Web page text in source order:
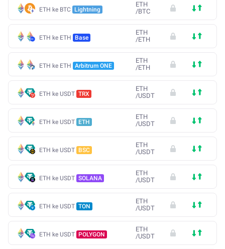
ETH ke BTC Lightning
ETH
/BTC
ETH ke ETH Base
ETH
/ETH
ETH ke ETH Arbitrum ONE
ETH
/ETH
ETH ke USDT TRX
ETH
/USDT
ETH ke USDT ETH
ETH
/USDT
ETH ke USDT BSC
ETH
/USDT
ETH ke USDT SOLANA
ETH
/USDT
ETH ke USDT TON
ETH
/USDT
ETH ke USDT POLYGON
ETH
/USDT